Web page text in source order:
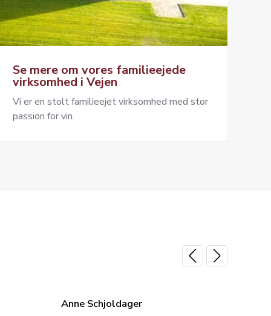
Se mere om vores familieejede
virksomhed i Vejen
Vi er en stolt familieejet virksomhed med stor
passion for vin.
Anne Schjoldager